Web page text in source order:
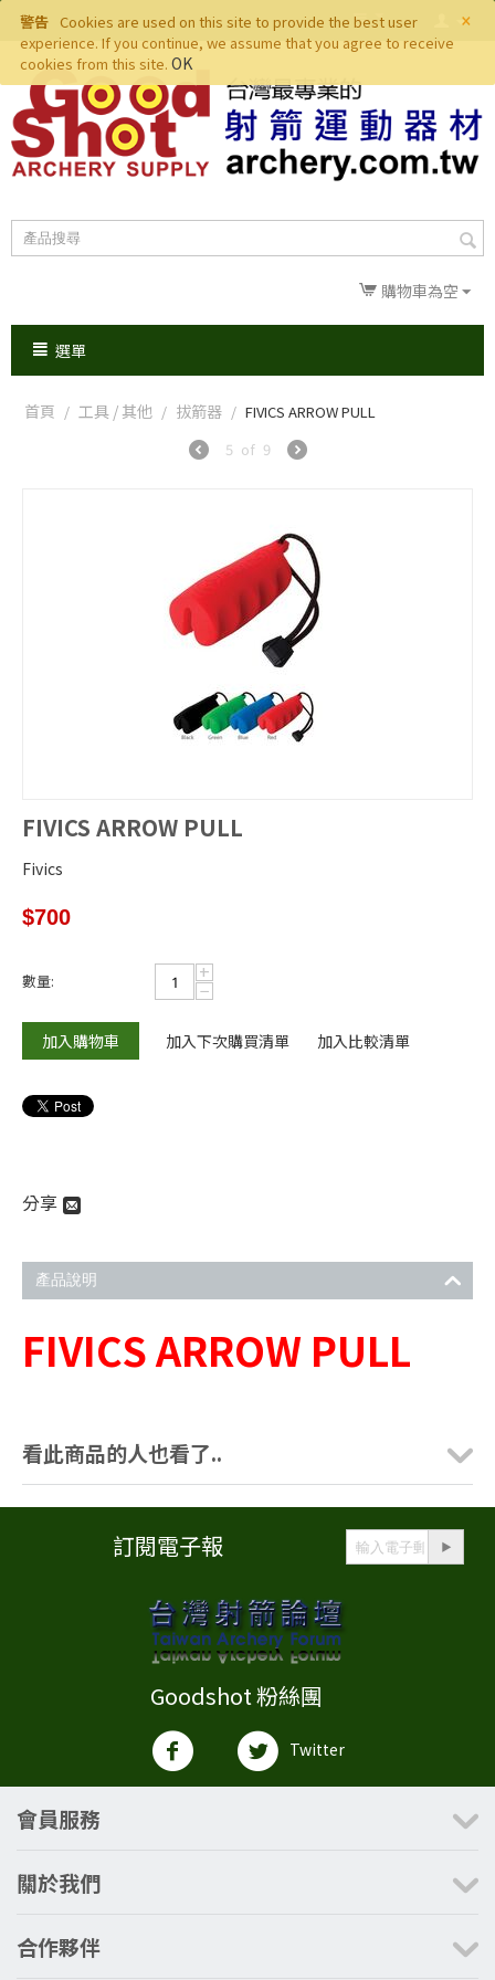
×
警告 Cookies are used on this site to provide the best user
experience. If you continue, we assume that you agree to receive
cookies from this site. OK
購物車為空
選單
首頁 / 工具 / 其他 / 拔箭器 / FIVICS ARROW PULL
5 of 9
FIVICS ARROW PULL
Fivics
$700
數量: +
−
加入購物車 加入下次購買清單 加入比較清單
分享
產品說明
FIVICS ARROW PULL
看此商品的人也看了..
訂閱電子報
Goodshot 粉絲團
Twitter
會員服務
關於我們
合作夥伴